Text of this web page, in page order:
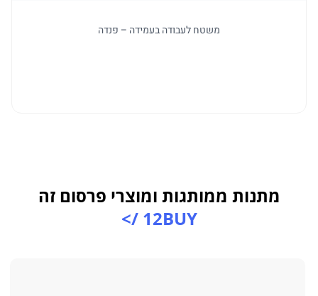
משטח לעבודה בעמידה – פנדה
מתנות ממותגות ומוצרי פרסום זה
12BUY />